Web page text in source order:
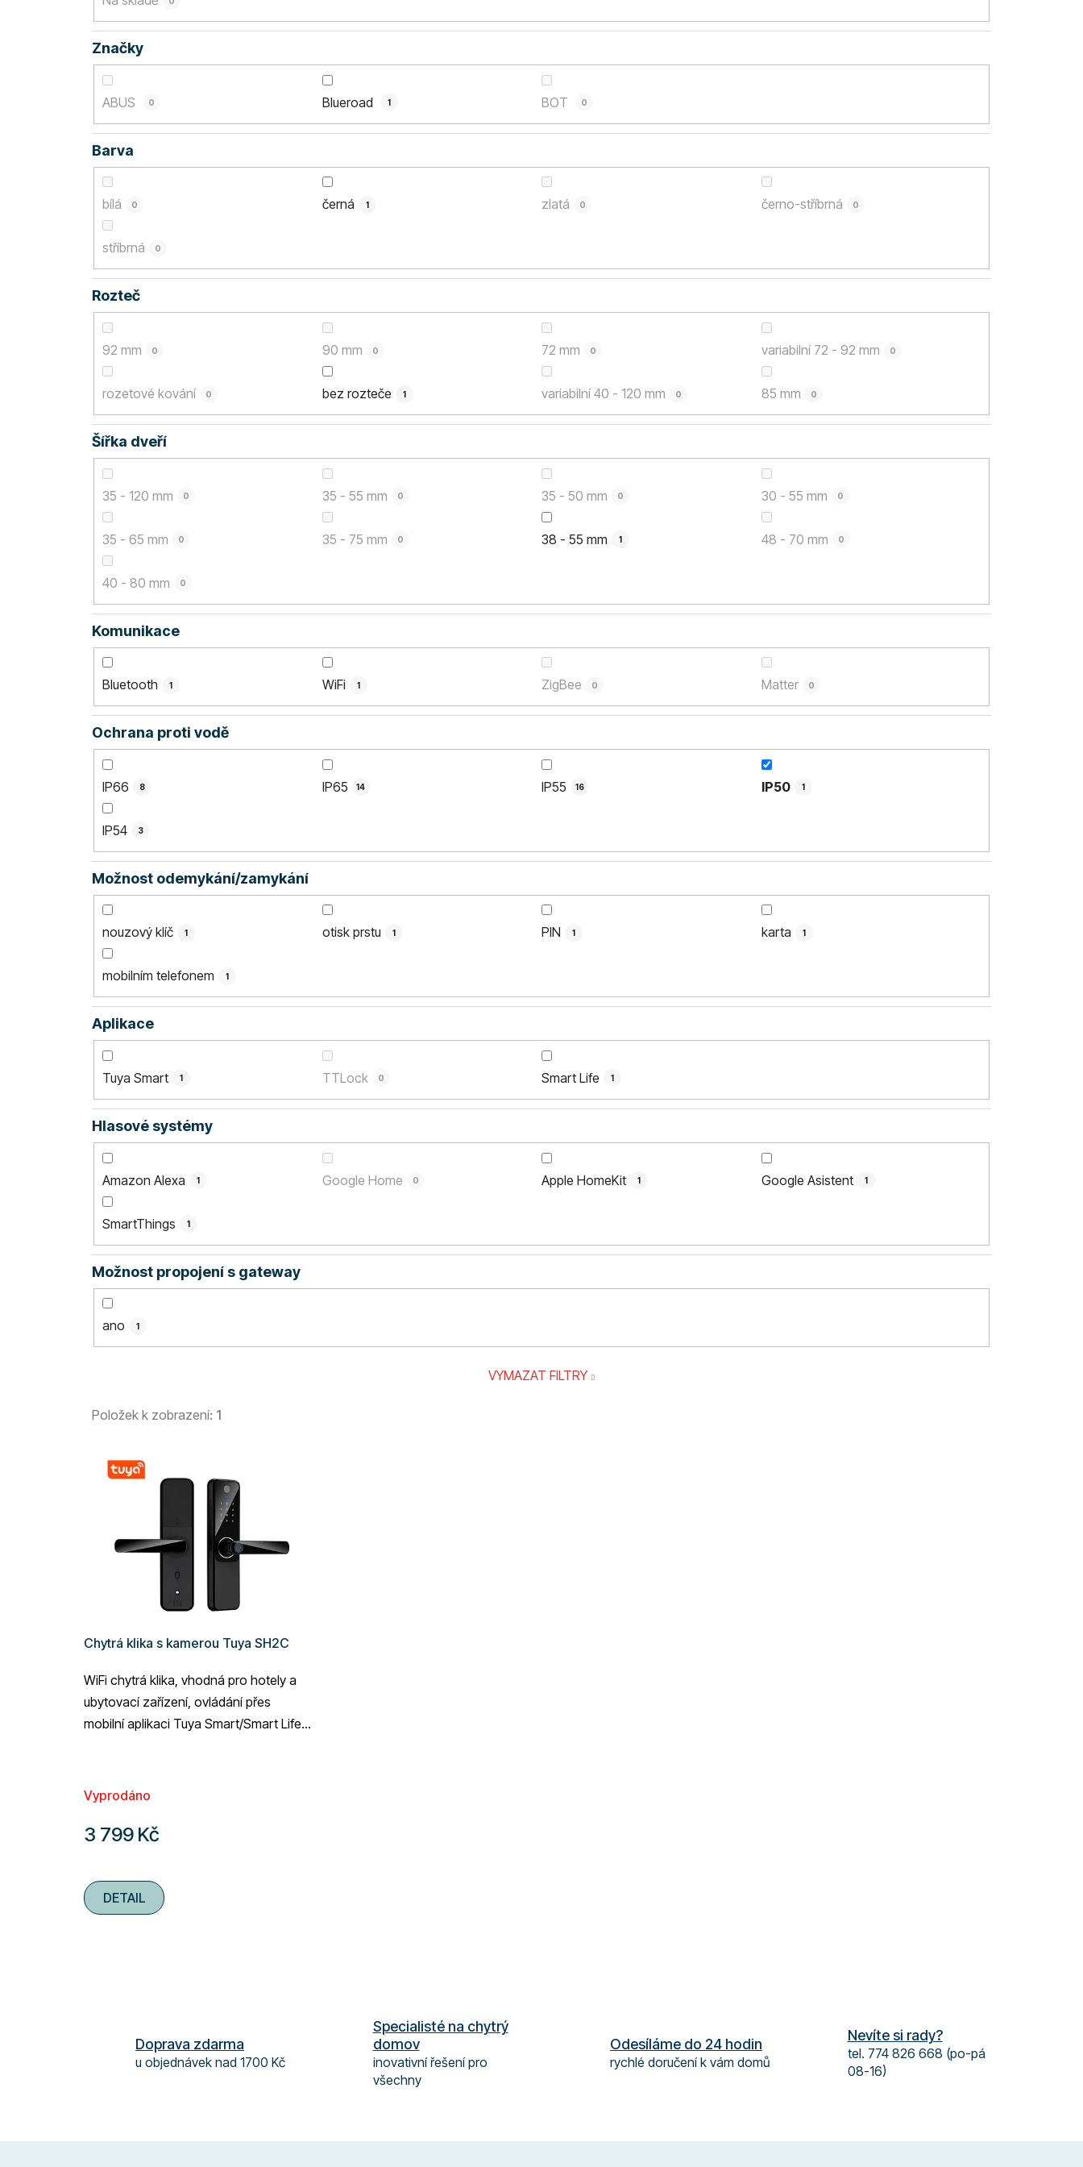
Značky
ABUS 0 Blueroad 1 BOT 0
Barva
bílá 0 černá 1 zlatá 0 černo-stříbrná 0
stříbrná 0
Rozteč
92 mm 0 90 mm 0 72 mm 0 variabilní 72 - 92 mm 0
rozetové kování 0 bez rozteče 1 variabilní 40 - 120 mm 0 85 mm 0
Šířka dveří
35 - 120 mm 0 35 - 55 mm 0 35 - 50 mm 0 30 - 55 mm 0
35 - 65 mm 0 35 - 75 mm 0 38 - 55 mm 1 48 - 70 mm 0
40 - 80 mm 0
Komunikace
Bluetooth 1 WiFi 1 ZigBee 0 Matter 0
Ochrana proti vodě
IP66 8 IP65 14 IP55 16 IP50 1
IP54 3
Možnost odemykání/zamykání
nouzový klíč 1 otisk prstu 1 PIN 1 karta 1
mobilním telefonem 1
Aplikace
Tuya Smart 1 TTLock 0 Smart Life 1
Hlasové systémy
Amazon Alexa 1 Google Home 0 Apple HomeKit 1 Google Asistent 1
SmartThings 1
Možnost propojení s gateway
ano 1
VYMAZAT FILTRY
Položek k zobrazení: 1
u
k
t
ů
Chytrá klika s kamerou Tuya SH2C
WiFi chytrá klika, vhodná pro hotely a
ubytovací zařízení, ovládání přes
mobilní aplikaci Tuya Smart/Smart Life,
Vyprodáno
3 799 Kč
DETAIL
Doprava zdarma
u objednávek nad 1700 Kč
Specialisté na chytrý
domov
inovativní řešení pro
všechny
Odesíláme do 24 hodin
rychlé doručení k vám domů
Nevíte si rady?
tel. 774 826 668 (po-pá
08-16)